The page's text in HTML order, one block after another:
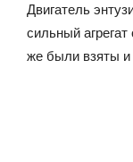
Двигатель
сильный
же были взяты и